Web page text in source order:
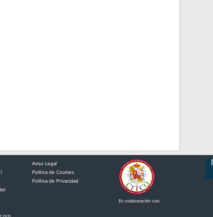
Aviso Legal
Politica de Cookies
Politica de Privacidad
En colaboración con: